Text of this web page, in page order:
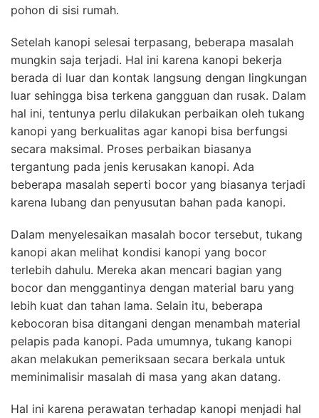
pohon di sisi rumah.
Setelah kanopi selesai terpasang, beberapa masalah
mungkin saja terjadi. Hal ini karena kanopi bekerja
berada di luar dan kontak langsung dengan lingkungan
luar sehingga bisa terkena gangguan dan rusak. Dalam
hal ini, tentunya perlu dilakukan perbaikan oleh tukang
kanopi yang berkualitas agar kanopi bisa berfungsi
secara maksimal. Proses perbaikan biasanya
tergantung pada jenis kerusakan kanopi. Ada
beberapa masalah seperti bocor yang biasanya terjadi
karena lubang dan penyusutan bahan pada kanopi.
Dalam menyelesaikan masalah bocor tersebut, tukang
kanopi akan melihat kondisi kanopi yang bocor
terlebih dahulu. Mereka akan mencari bagian yang
bocor dan menggantinya dengan material baru yang
lebih kuat dan tahan lama. Selain itu, beberapa
kebocoran bisa ditangani dengan menambah material
pelapis pada kanopi. Pada umumnya, tukang kanopi
akan melakukan pemeriksaan secara berkala untuk
meminimalisir masalah di masa yang akan datang.
Hal ini karena perawatan terhadap kanopi menjadi hal